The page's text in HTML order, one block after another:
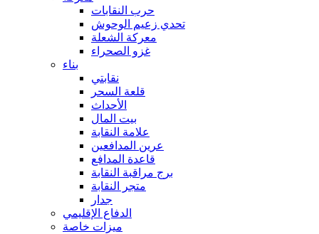
حرب النقابات
تحدي زعيم الوحوش
معركة الشعلة
غزو الصحراء
بناء
نقابتي
قلعة السحر
الأحداث
بيت المال
علامة النقابة
عرين المدافعين
قاعدة المدافع
برج مراقبة النقابة
متجر النقابة
جدار
الدفاع الإقليمي
ميزات خاصة